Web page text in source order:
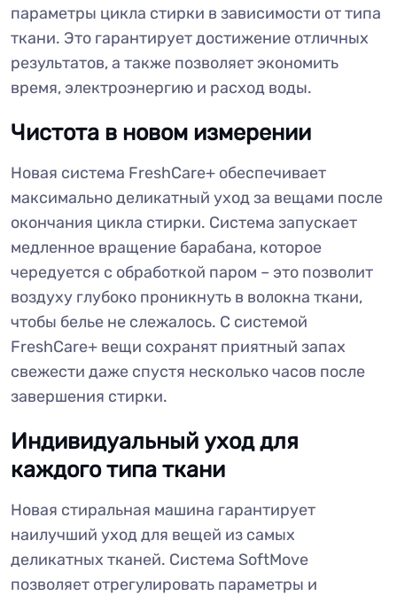
параметры цикла стирки в зависимости от типа
ткани. Это гарантирует достижение отличных
результатов, а также позволяет экономить
время, электроэнергию и расход воды.
Чистота в новом измерении
Новая система FreshCare+ обеспечивает
максимально деликатный уход за вещами после
окончания цикла стирки. Система запускает
медленное вращение барабана, которое
чередуется с обработкой паром – это позволит
воздуху глубоко проникнуть в волокна ткани,
чтобы белье не слежалось. С системой
FreshCare+ вещи сохранят приятный запах
свежести даже спустя несколько часов после
завершения стирки.
Индивидуальный уход для
каждого типа ткани
Новая стиральная машина гарантирует
наилучший уход для вещей из самых
деликатных тканей. Система SoftMove
позволяет отрегулировать параметры и